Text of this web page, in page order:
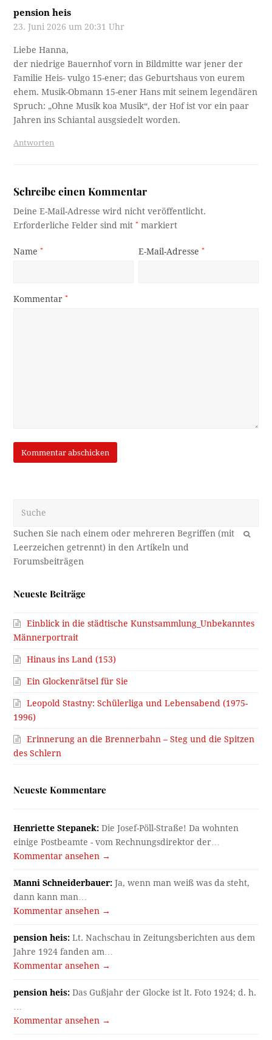
pension heis
23. Juni 2026 um 20:31 Uhr
Liebe Hanna,
der niedrige Bauernhof vorn in Bildmitte war jener der
Familie Heis- vulgo 15-ener; das Geburtshaus von eurem
ehem. Musik-Obmann 15-ener Hans mit seinem legendären
Spruch: „Ohne Musik koa Musik“, der Hof ist vor ein paar
Jahren ins Schiantal ausgsiedelt worden.
Antworten
Schreibe einen Kommentar
Deine E-Mail-Adresse wird nicht veröffentlicht.
Erforderliche Felder sind mit* markiert
Name* E-Mail-Adresse*
Kommentar*
OK
Neueste Beiträge
Einblick in die städtische Kunstsammlung_Unbekanntes
Männerportrait
Hinaus ins Land (153)
Ein Glockenrätsel für Sie
Leopold Stastny: Schülerliga und Lebensabend (1975-
1996)
Erinnerung an die Brennerbahn – Steg und die Spitzen
des Schlern
Neueste Kommentare
Henriette Stepanek: Die Josef-Pöll-Straße! Da wohnten
einige Postbeamte - vom Rechnungsdirektor der…
Kommentar ansehen →
Manni Schneiderbauer: Ja, wenn man weiß was da steht,
dann kann man…
Kommentar ansehen →
pension heis: Lt. Nachschau in Zeitungsberichten aus dem
Jahre 1924 fanden am…
Kommentar ansehen →
pension heis: Das Gußjahr der Glocke ist lt. Foto 1924; d. h.
Kommentar ansehen →